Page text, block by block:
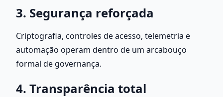
3. Segurança reforçada
Criptografia, controles de acesso, telemetria e
automação operam dentro de um arcabouço
formal de governança.
4. Transparência total